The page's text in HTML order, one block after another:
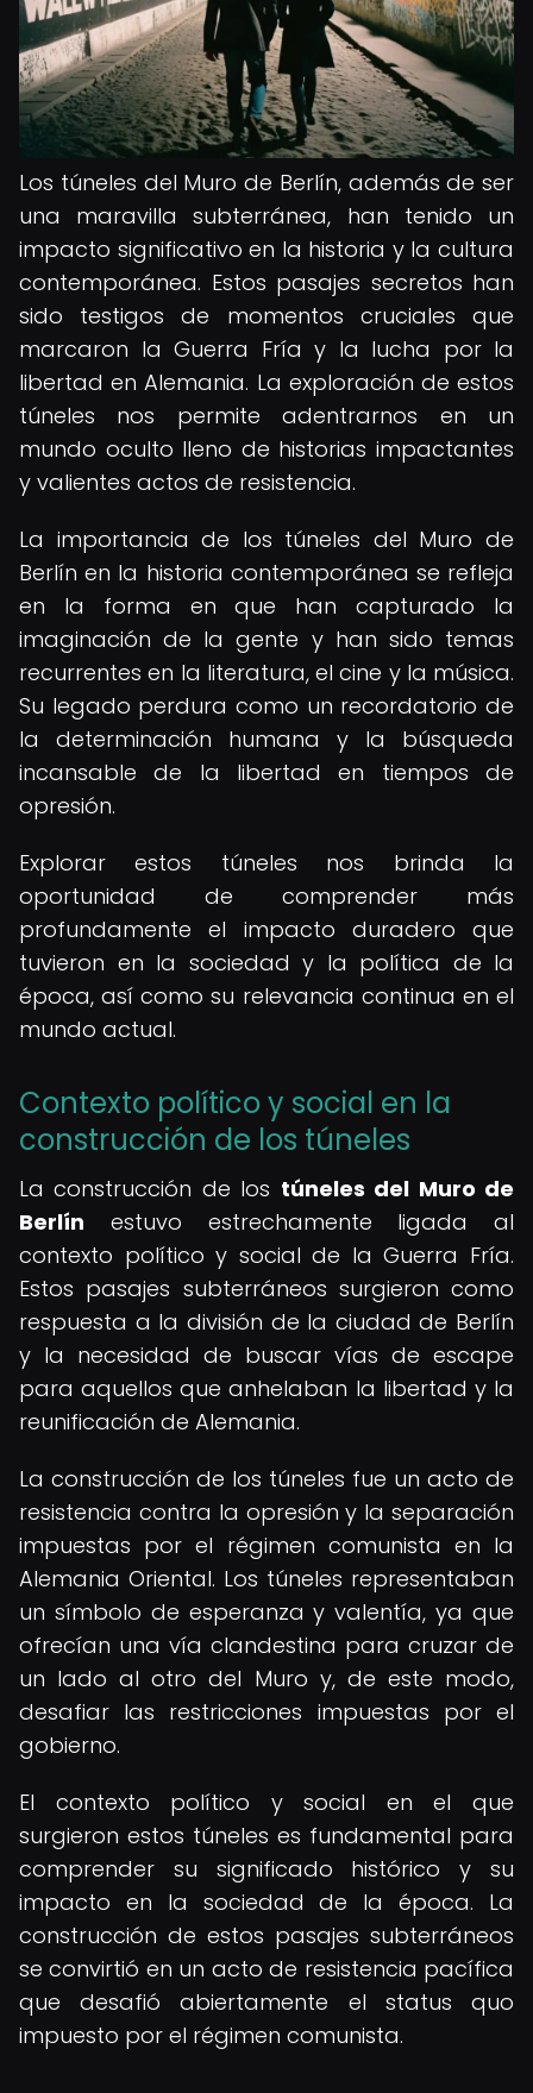
Los túneles del Muro de Berlín, además de ser
una maravilla subterránea, han tenido un
impacto significativo en la historia y la cultura
contemporánea. Estos pasajes secretos han
sido testigos de momentos cruciales que
marcaron la Guerra Fría y la lucha por la
libertad en Alemania. La exploración de estos
túneles nos permite adentrarnos en un
mundo oculto lleno de historias impactantes
y valientes actos de resistencia.
La importancia de los túneles del Muro de
Berlín en la historia contemporánea se refleja
en la forma en que han capturado la
imaginación de la gente y han sido temas
recurrentes en la literatura, el cine y la música.
Su legado perdura como un recordatorio de
la determinación humana y la búsqueda
incansable de la libertad en tiempos de
opresión.
Explorar estos túneles nos brinda la
oportunidad de comprender más
profundamente el impacto duradero que
tuvieron en la sociedad y la política de la
época, así como su relevancia continua en el
mundo actual.
Contexto político y social en la
construcción de los túneles
La construcción de los túneles del Muro de
Berlín estuvo estrechamente ligada al
contexto político y social de la Guerra Fría.
Estos pasajes subterráneos surgieron como
respuesta a la división de la ciudad de Berlín
y la necesidad de buscar vías de escape
para aquellos que anhelaban la libertad y la
reunificación de Alemania.
La construcción de los túneles fue un acto de
resistencia contra la opresión y la separación
impuestas por el régimen comunista en la
Alemania Oriental. Los túneles representaban
un símbolo de esperanza y valentía, ya que
ofrecían una vía clandestina para cruzar de
un lado al otro del Muro y, de este modo,
desafiar las restricciones impuestas por el
gobierno.
El contexto político y social en el que
surgieron estos túneles es fundamental para
comprender su significado histórico y su
impacto en la sociedad de la época. La
construcción de estos pasajes subterráneos
se convirtió en un acto de resistencia pacífica
que desafió abiertamente el status quo
impuesto por el régimen comunista.